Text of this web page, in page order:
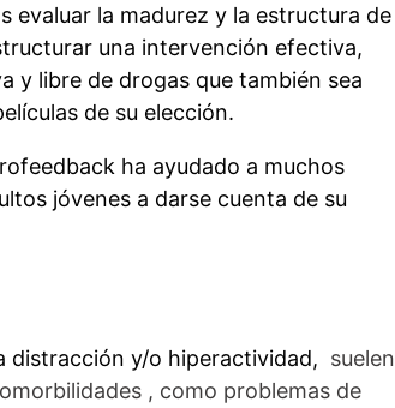
evaluar la madurez y la estructura de
una intervención efectiva,
y libre de drogas que también sea
de su elección.
ha ayudado a muchos
jóvenes a darse cuenta de su
distracción y/o hiperactividad, suelen
, como problemas de